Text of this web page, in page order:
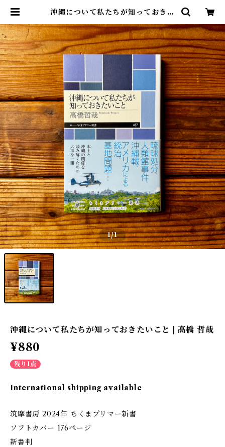
沖縄について私たちが知っておきた
漁村の本屋 トンガ坂文庫
1/1
沖縄について私たちが知っておきたいこと | 高橋 哲哉
¥880
残り1点
International shipping available
筑摩書房 2024年 ちくまプリマー新書
ソフトカバー 176ページ
新書判